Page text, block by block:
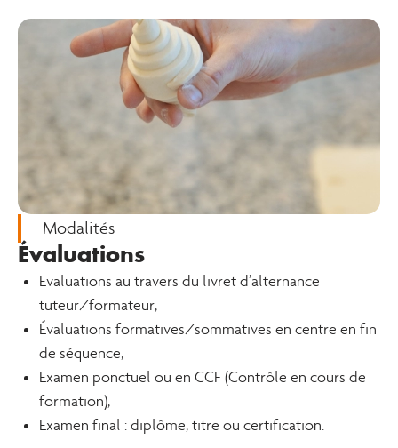
Modalités
Évaluations
Evaluations au travers du livret d’alternance
tuteur/formateur,
Évaluations formatives/sommatives en centre en fin
de séquence,
Examen ponctuel ou en CCF (Contrôle en cours de
formation),
Examen final : diplôme, titre ou certification.